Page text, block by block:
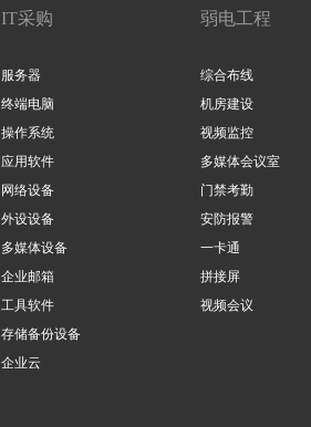
IT采购
服务器
终端电脑
操作系统
应用软件
网络设备
外设设备
多媒体设备
企业邮箱
工具软件
存储备份设备
企业云
弱电工程
综合布线
机房建设
视频监控
多媒体会议室
门禁考勤
安防报警
一卡通
拼接屏
视频会议